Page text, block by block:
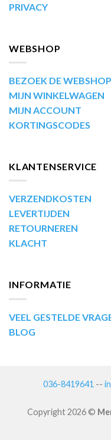
PRIVACY
WEBSHOP
BEZOEK DE WEBSHOP
MIJN WINKELWAGEN
MIJN ACCOUNT
KORTINGSCODES
KLANTENSERVICE
VERZENDKOSTEN
LEVERTIJDEN
RETOURNEREN
KLACHT
INFORMATIE
VEEL GESTELDE
BLOG
036-8419641 --
Copyright 2026 ©